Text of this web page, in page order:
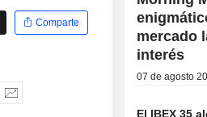
Comparte
mercado
interés
07 de agosto
El IBEX 35